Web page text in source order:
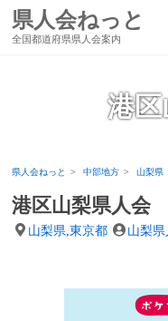
県人会ねっと
全国都道府県県人会案内
港
県人会ねっと 中部地方 山梨県
港区山梨県人会
山梨県 ,東京都 山梨